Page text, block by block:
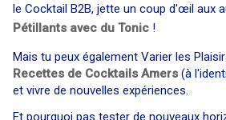
le Cocktail B2B, jette un coup d'œil aux
Pétillants avec du Tonic !
Mais tu peux également Varier les
Recettes de Cocktails Amers (à
et vivre de nouvelles expériences.
Et pourquoi pas tester de nouveaux